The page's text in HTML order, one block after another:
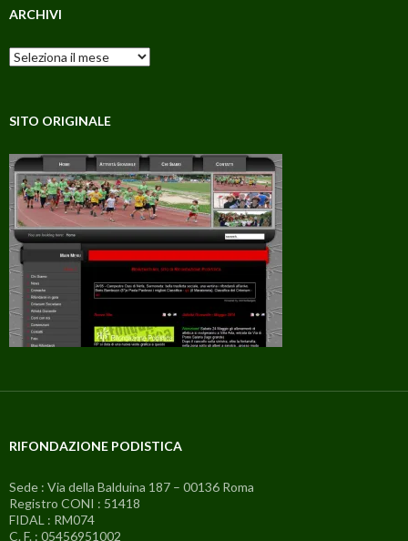
ARCHIVI
Archivi
SITO ORIGINALE
RIFONDAZIONE PODISTICA
Sede : Via della Balduina 187 – 00136 Roma
Registro CONI : 51418
FIDAL : RM074
C. F. : 05456951002